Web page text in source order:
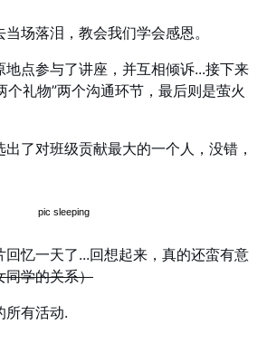
场落泪，教会我们学会感恩。
点参与了讲座，并互相倾诉...接下来
个礼物”两个沟通环节，最后则是萤火
了对班级贡献最大的一个人，没错，
忆一天了...回想起来，真的还蛮有意
同学的关系）
所有活动.